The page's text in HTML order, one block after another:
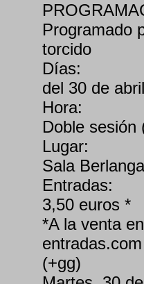
Programado
torcido
Días:
del 30 de
Hora:
Doble sesión
Lugar:
Sala
Entradas:
3,50 euros *
*A la venta
entradas.com
(+gg)